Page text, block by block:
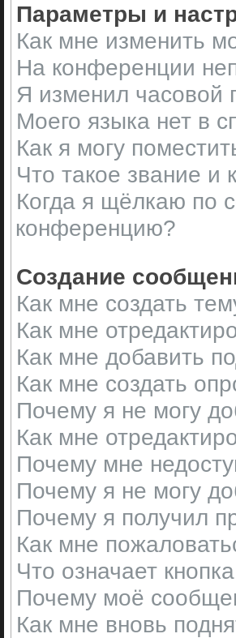
Параметры и
Как мне изменить
На конференции
Я изменил часовой
Моего языка нет в
Как я могу
Что такое звание и
Когда я щёлкаю по
конференцию?
Создание
Как мне создать
Как мне
Как мне добавить
Как мне создать
Почему я не могу
Как мне
Почему мне
Почему я не могу
Почему я получил
Как мне
Что означает
Почему моё
Как мне вновь